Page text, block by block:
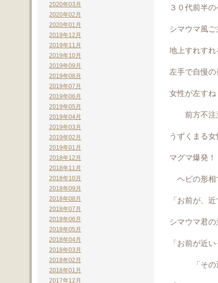
３０代前半
シマウマ風
地上すれす
左手で自慢
女性が左す
前方不
うずくまる
マグマ爆発
ヘビの形相
「お前が
シマウマ君
「お前が近
「その
2020年03月
2020年02月
2020年01月
2019年12月
2019年11月
2019年10月
2019年09月
2019年08月
2019年07月
2019年06月
2019年05月
2019年04月
2019年03月
2019年02月
2019年01月
2018年12月
2018年11月
2018年10月
2018年09月
2018年08月
2018年07月
2018年06月
2018年05月
2018年04月
2018年03月
2018年02月
2018年01月
2017年12月